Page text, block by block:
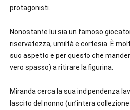
protagonisti.
Nonostante lui sia un famoso
riservatezza, umiltà e cortesia. È
suo aspetto e per questo che
vero spasso) a ritirare la figurina.
Miranda cerca la sua indipendenza
lascito del nonno (un’intera